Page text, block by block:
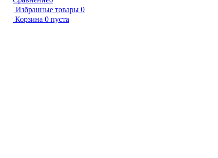
Избранные товары 0
Корзина 0 пуста